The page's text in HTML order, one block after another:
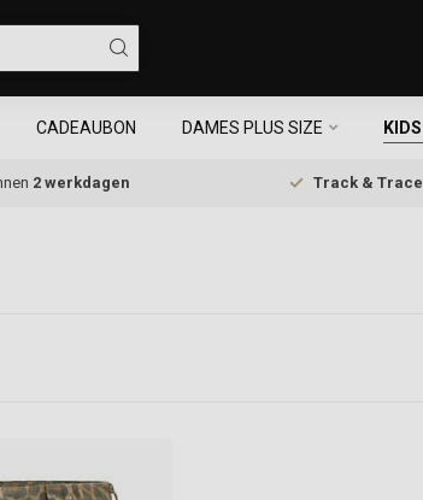
CADEAUBON DAMES PLUS SIZE KIDS
2 werkdagen Track & Trace